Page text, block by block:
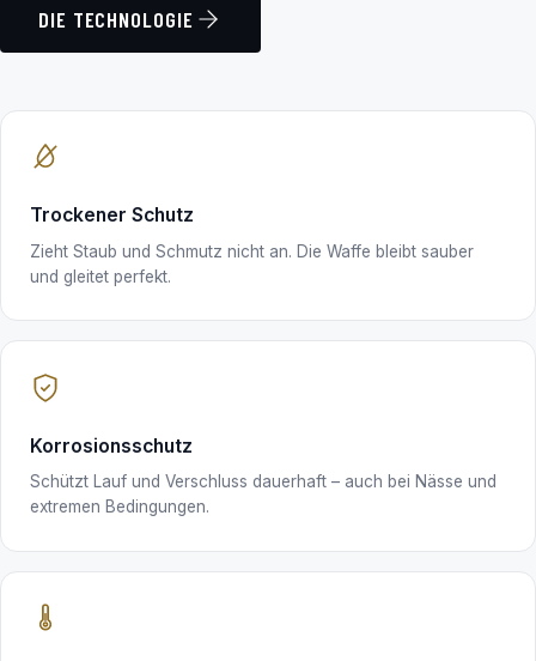
DIE TECHNOLOGIE
Trockener Schutz
Zieht Staub und Schmutz nicht an. Die Waffe bleibt sauber
und gleitet perfekt.
Korrosionsschutz
Schützt Lauf und Verschluss dauerhaft – auch bei Nässe und
extremen Bedingungen.